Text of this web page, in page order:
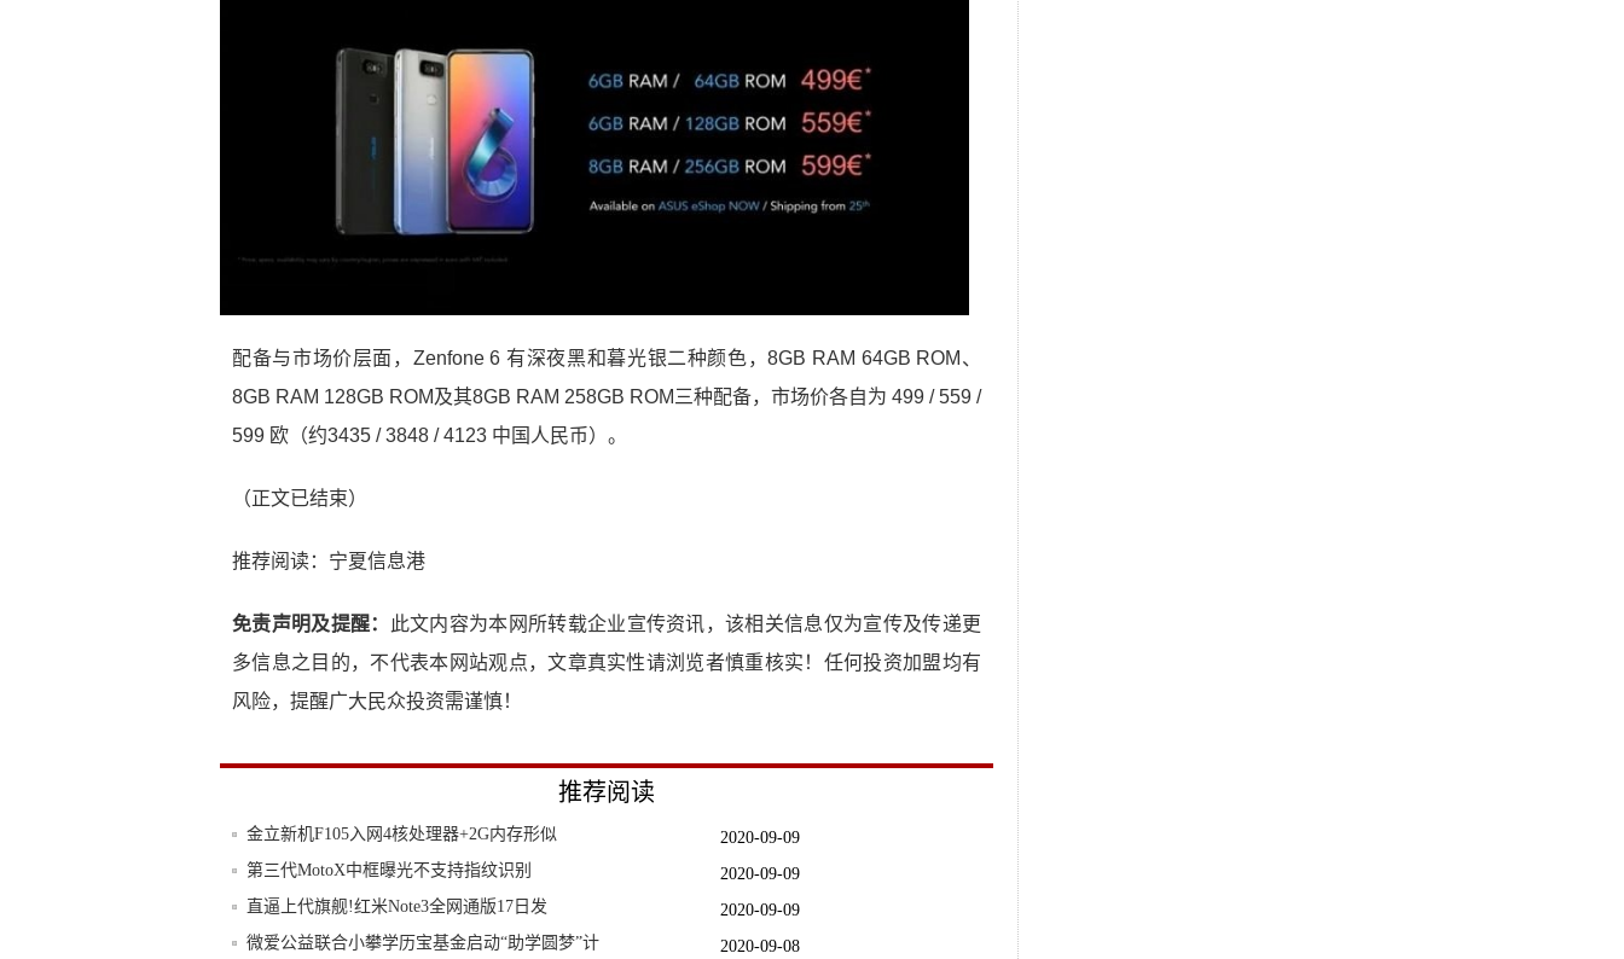
配备与市场价层面，Zenfone 6 有深夜黑和暮光银二种颜色，8GB RAM 64GB ROM、
8GB RAM 128GB ROM及其8GB RAM 258GB ROM三种配备，市场价各自为 499 / 559 /
599 欧（约3435 / 3848 / 4123 中国人民币）。
（正文已结束）
推荐阅读： 宁夏信息港
免责声明及提醒：
此文内容为本网所转载企业宣传资讯，该相关信息仅为宣传及传递更
多信息之目的，不代表本网站观点，文章真实性请浏览者慎重核实！任何投资加盟均有
风险，提醒广大民众投资需谨慎！
推荐阅读
2020-09-09
金立新机F105入网4核处理器+2G内存形似
2020-09-09
第三代MotoX中框曝光不支持指纹识别
2020-09-09
直逼上代旗舰!红米Note3全网通版17日发
2020-09-08
微爱公益联合小攀学历宝基金启动“助学圆梦”计